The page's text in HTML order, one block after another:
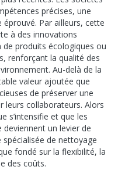
précises, une
Par ailleurs, cette
à des innovations
de produits écologiques ou
renforçant la qualité des
Au-delà de la
valeur ajoutée que
de préserver une
leurs collaborateurs. Alors
s’intensifie et que les
deviennent un levier de
de nettoyage
fondé sur la flexibilité, la
des coûts.